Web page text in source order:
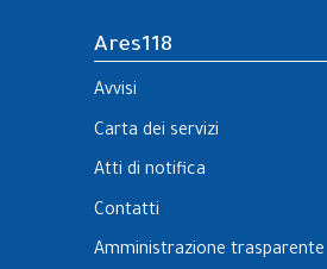
Ares118
Avvisi
Carta dei servizi
Atti di notifica
Contatti
Amministrazione trasparente